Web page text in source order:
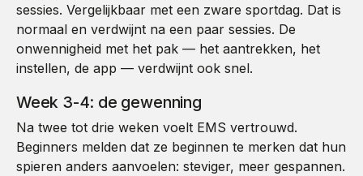
sessies. Vergelijkbaar met een zware sportdag. Dat is
normaal en verdwijnt na een paar sessies. De
onwennigheid met het pak — het aantrekken, het
instellen, de app — verdwijnt ook snel.
Week 3-4: de gewenning
Na twee tot drie weken voelt EMS vertrouwd.
Beginners melden dat ze beginnen te merken dat hun
spieren anders aanvoelen: steviger, meer gespannen.